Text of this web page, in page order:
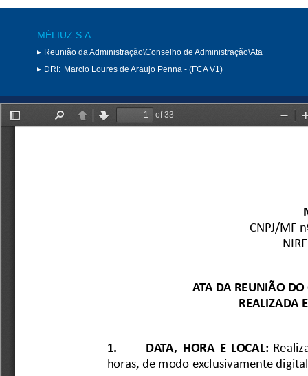
MÉLIUZ S.A.
Reunião da Administração\Conselho de Administração\Ata
DRI: Marcio Loures de Araujo Penna - (FCA V1)